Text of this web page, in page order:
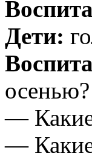
Дети:
осенью?
— Какие
—